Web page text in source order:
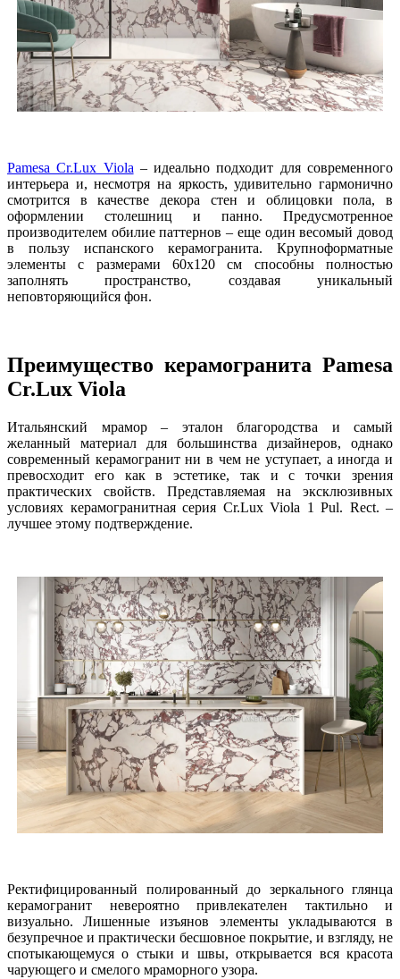
Pamesa Cr.Lux Viola – идеально подходит для современного
интерьера и, несмотря на яркость, удивительно гармонично
смотрится в качестве декора стен и облицовки пола, в
оформлении столешниц и панно. Предусмотренное
производителем обилие паттернов – еще один весомый довод
в пользу испанского керамогранита. Крупноформатные
элементы с размерами 60х120 см способны полностью
заполнять пространство, создавая уникальный
неповторяющийся фон.
Преимущество керамогранита Pamesa
Cr.Lux Viola
Итальянский мрамор – эталон благородства и самый
желанный материал для большинства дизайнеров, однако
современный керамогранит ни в чем не уступает, а иногда и
превосходит его как в эстетике, так и с точки зрения
практических свойств. Представляемая на эксклюзивных
условиях керамогранитная серия Cr.Lux Viola 1 Pul. Rect. –
лучшее этому подтверждение.
Ректифицированный полированный до зеркального глянца
керамогранит невероятно привлекателен тактильно и
визуально. Лишенные изъянов элементы укладываются в
безупречное и практически бесшовное покрытие, и взгляду, не
спотыкающемуся о стыки и швы, открывается вся красота
чарующего и смелого мраморного узора.